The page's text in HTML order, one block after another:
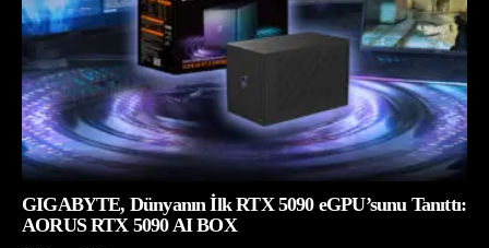
GIGABYTE, Dünyanın İlk RTX 5090 eGPU’sunu Tanıttı:
AORUS RTX 5090 AI BOX